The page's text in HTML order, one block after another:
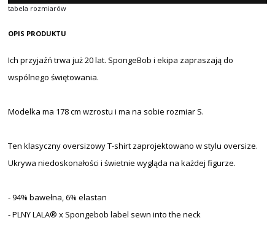
tabela rozmiarów
OPIS PRODUKTU
Ich przyjaźń trwa już 20 lat. SpongeBob i ekipa zapraszają do
wspólnego świętowania.
Modelka ma 178 cm wzrostu i ma na sobie rozmiar S.
Ten klasyczny oversizowy T-shirt zaprojektowano w stylu oversize.
Ukrywa niedoskonałości i świetnie wygląda na każdej figurze.
- 94% bawełna, 6% elastan
- PLNY LALA® x Spongebob label sewn into the neck